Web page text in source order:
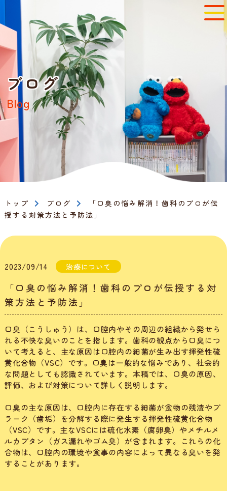
ブログ
Blog
トップ ブログ
「口臭の悩み解消！歯科のプロが伝
授する対策方法と予防法」
2023/09/14 治療について
「口臭の悩み解消！歯科のプロが伝授する対
策方法と予防法」
口臭（こうしゅう）は、口腔内やその周辺の組織から発せら
れる不快な臭いのことを指します。歯科の観点から口臭につ
いて考えると、主な原因は口腔内の細菌が生み出す揮発性硫
黄化合物（VSC）です。口臭は一般的な悩みであり、社会的
な問題としても認識されています。本稿では、口臭の原因、
評価、および対策について詳しく説明します。
口臭の主な原因は、口腔内に存在する細菌が食物の残渣やプ
ラーク（歯垢）を分解する際に発生する揮発性硫黄化合物
（VSC）です。主なVSCには硫化水素（腐卵臭）やメチルメ
ルカプタン（ガス漏れやゴム臭）が含まれます。これらの化
合物は、口腔内の環境や食事の内容によって異なる臭いを発
することがあります。